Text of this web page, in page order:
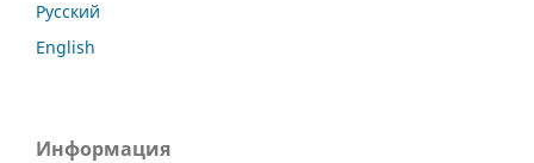
Русский
English
Информация